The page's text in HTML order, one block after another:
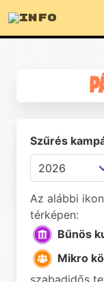
INFO
Szűrés
Az alábbi
térképen:
Bűnös
Mikro
szabadidős